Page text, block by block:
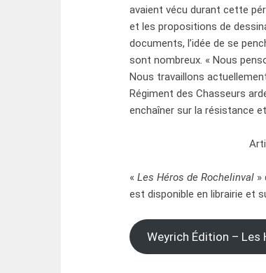
avaient vécu durant cette
et les propositions de
documents, l’idée de se
sont nombreux. « Nous
Nous travaillons
Régiment des Chasseurs
enchaîner sur la résistance
«Les Héros de Rochelinval »
est disponible en librairie et
Weyrich Édition – Les